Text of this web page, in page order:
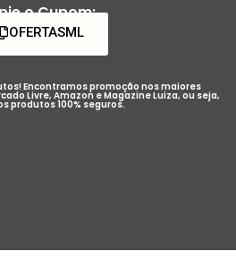
o Cupom:
OFERTASML
Encontramos promoção nos maiores
Livre, Amazon e Magazine Luiza, ou seja,
produtos 100% seguros.